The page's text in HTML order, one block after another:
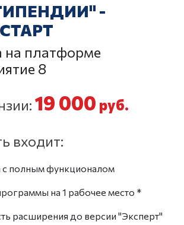
-
на платформе
8
19 000 руб.
входит:
полным функционалом
на 1 рабочее место *
расширения до версии "Эксперт"